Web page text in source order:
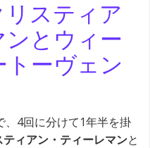
スティア
とウィー
ーヴェン
、4回に分けて1年半を掛
ティアン・ティーレマンと